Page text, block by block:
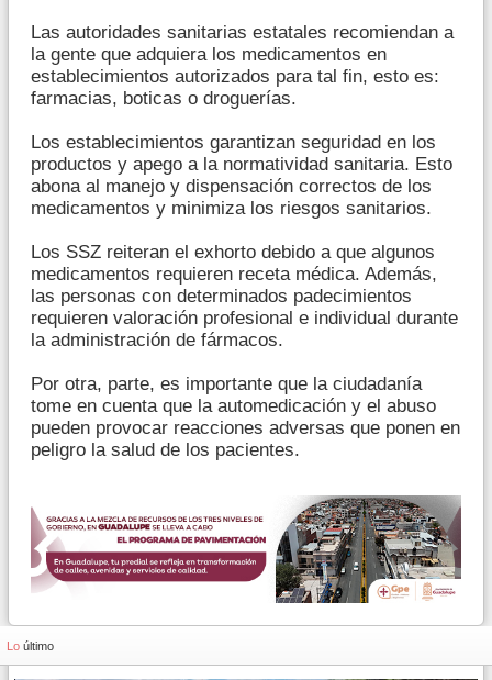
Las autoridades sanitarias estatales recomiendan a
la gente que adquiera los medicamentos en
establecimientos autorizados para tal fin, esto es:
farmacias, boticas o droguerías.
Los establecimientos garantizan seguridad en los
productos y apego a la normatividad sanitaria. Esto
abona al manejo y dispensación correctos de los
medicamentos y minimiza los riesgos sanitarios.
Los SSZ reiteran el exhorto debido a que algunos
medicamentos requieren receta médica. Además,
las personas con determinados padecimientos
requieren valoración profesional e individual durante
la administración de fármacos.
Por otra, parte, es importante que la ciudadanía
tome en cuenta que la automedicación y el abuso
pueden provocar reacciones adversas que ponen en
peligro la salud de los pacientes.
Lo último